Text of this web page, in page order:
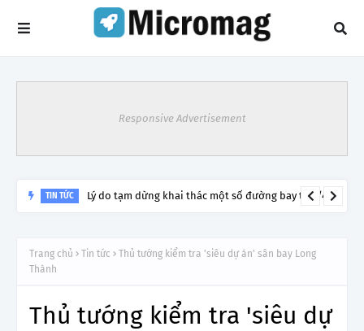
Responsive Advertisement
TIN TỨC Lý do tạm dừng khai thác một số đường bay từ 1/4
Trang chủ Tin tức
Thủ tướng kiểm tra 'siêu dự án' sân bay Long
Thành
Thủ tướng kiểm tra 'siêu dự